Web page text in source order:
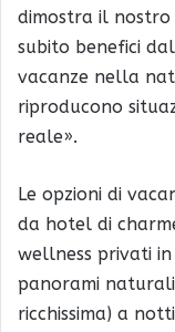
dimostra il
subito benefici
vacanze nella
riproducono
reale».
Le opzioni di
da hotel di
wellness privati
panorami
ricchissima) a